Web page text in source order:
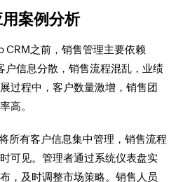
案例分析
CRM之前，销售管理主要依赖
户信息分散，销售流程混乱，业绩
过程中，客户数量激增，销售团
高。
所有客户信息集中管理，销售流程
可见。管理者通过系统仪表盘实
，及时调整市场策略。销售人员